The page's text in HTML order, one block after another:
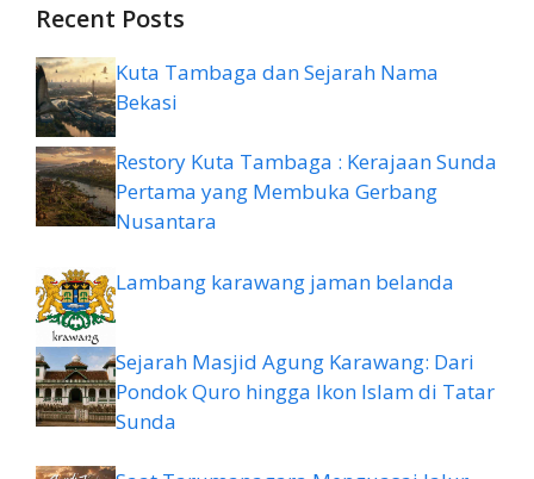
Recent Posts
Kuta Tambaga dan Sejarah Nama
Bekasi
Restory Kuta Tambaga : Kerajaan Sunda
Pertama yang Membuka Gerbang
Nusantara
Lambang karawang jaman belanda
Sejarah Masjid Agung Karawang: Dari
Pondok Quro hingga Ikon Islam di Tatar
Sunda